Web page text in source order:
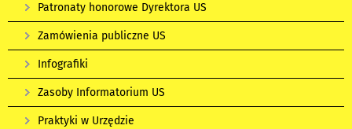
Patronaty honorowe Dyrektora US
Zamówienia publiczne US
Infografiki
Zasoby Informatorium US
Praktyki w Urzędzie